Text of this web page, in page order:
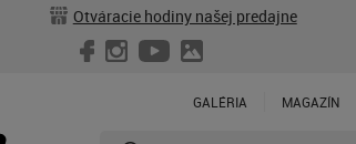
Otváracie hodiny našej predajne
GALÉRIA MAGAZÍN